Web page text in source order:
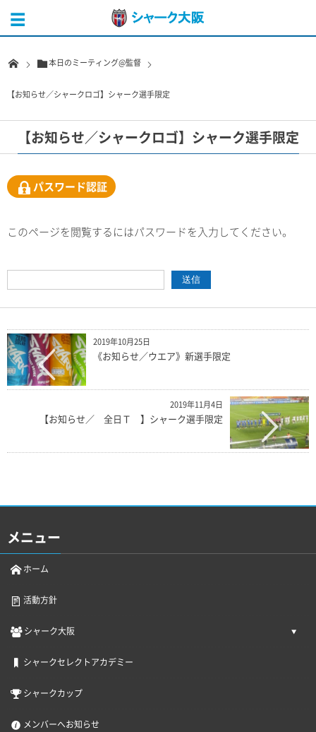
本日のミーティング@監督
【お知らせ／シャークロゴ】シャーク選手限定
【お知らせ／シャークロゴ】シャーク選手限定
パスワード認証
このページを閲覧するにはパスワードを入力してください。
2019年10月25日
《お知らせ／ウエア》新選手限定
2019年11月4日
【お知らせ／ 全日Ｔ 】シャーク選手限定
メニュー
ホーム
活動方針
シャーク大阪
シャークセレクトアカデミー
シャークカップ
メンバーへお知らせ